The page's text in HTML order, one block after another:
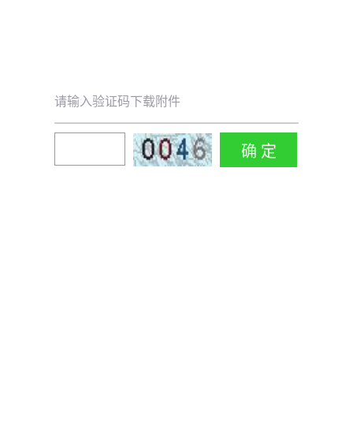
请输入验证码下载附件